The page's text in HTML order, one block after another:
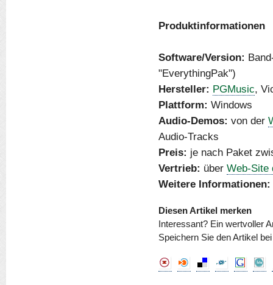
Produktinformationen
Software/Version:
"EverythingPak")
Hersteller: PGMusic,
Plattform: Windows
Audio-Demos: von der
Audio-Tracks
Preis: je nach Paket
Vertrieb: über Web-Site
Weitere Informationen:
Diesen Artikel merken
Interessant? Ein wertvoller
Speichern Sie den Artikel